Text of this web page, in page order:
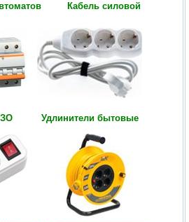
Кабель силовой
Удлинители бытовые